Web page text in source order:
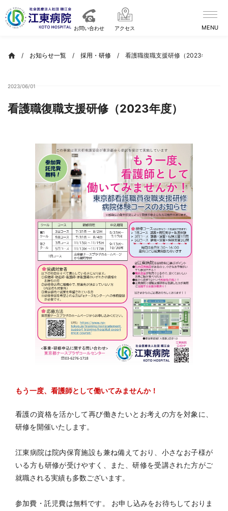
to
content
お問い合わせ アクセス
/ お知らせ一覧 / 採用・研修 / 看護職復職支援研修（2023年度）
2023/06/01
看護職復職支援研修（2023年度）
もう一度、看護師として働いてみませんか！
看護の資格を活かして再び働きたいとお考えの方を対象に、
研修を開催いたします。
江東病院は院内保育施設も兼ね備えており、小さなお子様が
いる方も研修が受けやすく、また、研修を受講された方がご
就職される実績も多数ございます。
参加費・託児費は無料です。 お申し込みをお待ちしておりま